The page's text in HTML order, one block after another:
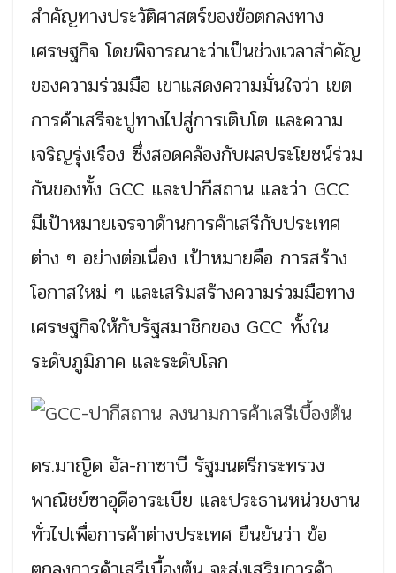
สำคัญทางประวัติศาสตร์ของข้อตกลงทาง
เศรษฐกิจ โดยพิจารณาะว่าเป็นช่วงเวลาสำคัญ
ของความร่วมมือ เขาแสดงความมั่นใจว่า เขต
การค้าเสรีจะปูทางไปสู่การเติบโต และความ
เจริญรุ่งเรือง ซึ่งสอดคล้องกับผลประโยชน์ร่วม
กันของทั้ง GCC และปากีสถาน และว่า GCC
มีเป้าหมายเจรจาด้านการค้าเสรีกับประเทศ
ต่าง ๆ อย่างต่อเนื่อง เป้าหมายคือ การสร้าง
โอกาสใหม่ ๆ และเสริมสร้างความร่วมมือทาง
เศรษฐกิจให้กับรัฐสมาชิกของ GCC ทั้งใน
ระดับภูมิภาค และระดับโลก
ดร.มาญิด อัล-กาซาบี รัฐมนตรีกระทรวง
พาณิชย์ซาอุดีอาระเบีย และประธานหน่วยงาน
ทั่วไปเพื่อการค้าต่างประเทศ ยืนยันว่า ข้อ